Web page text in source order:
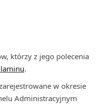
którzy z jego polecenia
.
w okresie
Administracyjnym